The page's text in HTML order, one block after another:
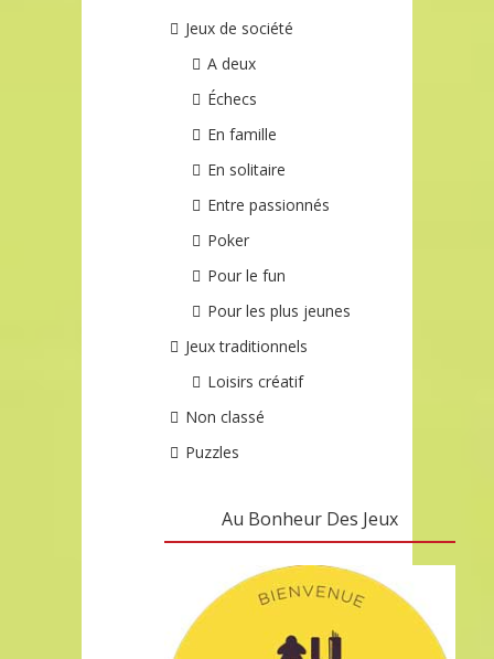
Jeux de société
A deux
Échecs
En famille
En solitaire
Entre passionnés
Poker
Pour le fun
Pour les plus jeunes
Jeux traditionnels
Loisirs créatif
Non classé
Puzzles
Au Bonheur Des Jeux